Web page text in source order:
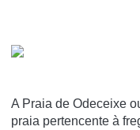
A Praia de Odeceixe
praia pertencente à